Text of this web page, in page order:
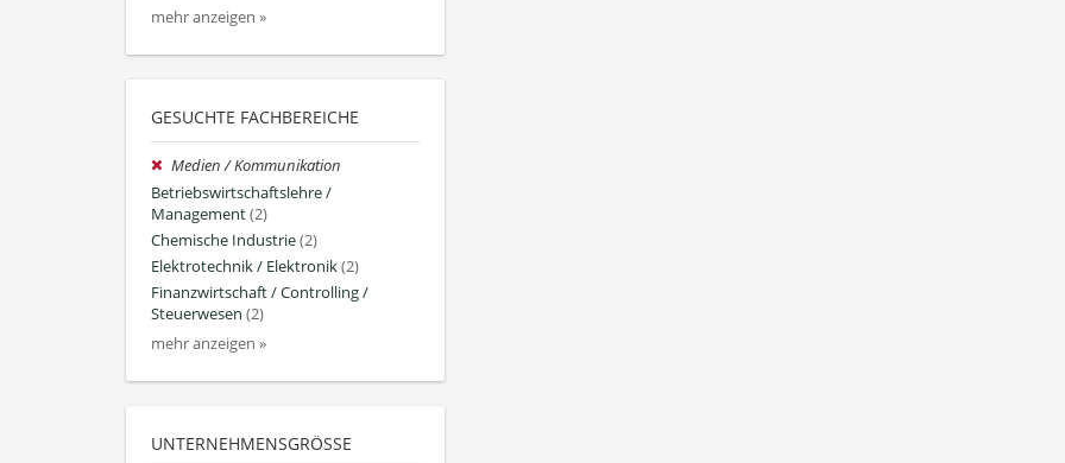
mehr anzeigen »
GESUCHTE FACHBEREICHE
Medien / Kommunikation
Betriebswirtschaftslehre /
Management(2)
Chemische Industrie(2)
Elektrotechnik / Elektronik(2)
Finanzwirtschaft / Controlling /
Steuerwesen (2)
mehr anzeigen »
UNTERNEHMENSGRÖSSE